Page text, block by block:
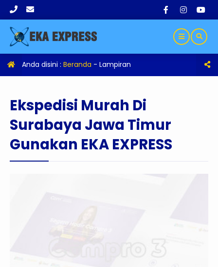
Anda disini : Beranda - Lampiran
Ekspedisi Murah Di
Surabaya Jawa Timur
Gunakan EKA EXPRESS